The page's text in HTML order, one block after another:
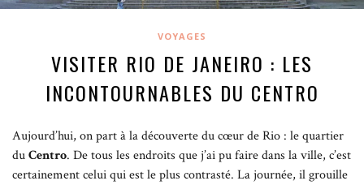
VOYAGES
VISITER RIO DE JANEIRO : LES
INCONTOURNABLES DU CENTRO
Aujourd’hui, on part à la découverte du cœur de Rio : le quartier
duCentro. De tous les endroits que j’ai pu faire dans la ville, c’est
certainement celui qui est le plus contrasté. La journée, il grouille